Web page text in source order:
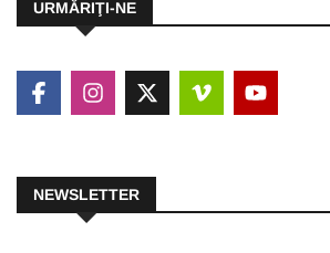
URMĂRIŢI-NE
NEWSLETTER